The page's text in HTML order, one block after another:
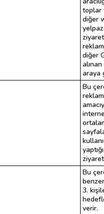
toplar
diğer
diğer
araya
Bu
Bu
3.
verir.